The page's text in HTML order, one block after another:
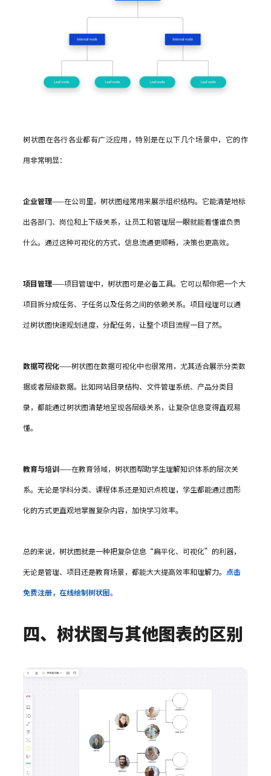
树状图在各行各业都有广泛应用，特别是在以下几个场景中，它的作
用非常明显：
企业管理——在公司里，树状图经常用来展示组织结构。它能清楚地标
出各部门、岗位和上下级关系，让员工和管理层一眼就能看懂谁负责
什么。通过这种可视化的方式，信息流通更顺畅，决策也更高效。
项目管理——项目管理中，树状图可是必备工具。它可以帮你把一个大
项目拆分成任务、子任务以及任务之间的依赖关系。项目经理可以通
过树状图快速规划进度，分配任务，让整个项目流程一目了然。
数据可视化——树状图在数据可视化中也很常用，尤其适合展示分类数
据或者层级数据。比如网站目录结构、文件管理系统、产品分类目
录，都能通过树状图清楚地呈现各层级关系，让复杂信息变得直观易
懂。
教育与培训——在教育领域，树状图帮助学生理解知识体系的层次关
系。无论是学科分类、课程体系还是知识点梳理，学生都能通过图形
化的方式更直观地掌握复杂内容，加快学习效率。
总的来说，树状图就是一种把复杂信息“扁平化、可视化”的利器，
无论是管理、项目还是教育场景，都能大大提高效率和理解力。 点击
免费注册，在线绘制树状图。
四、树状图与其他图表的区别